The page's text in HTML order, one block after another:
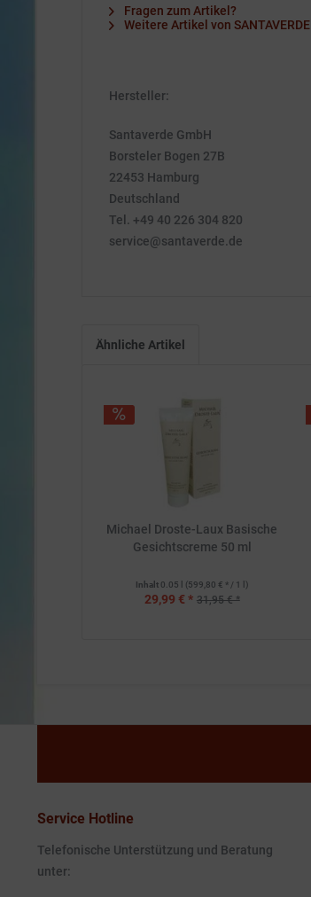
Fragen zum Artikel?
Weitere Artikel von SANTAVERDE
Hersteller:
Santaverde GmbH
Borsteler Bogen 27B
22453 Hamburg
Deutschland
Tel. +49 40 226 304 820
service@santaverde.de
Ähnliche Artikel
Michael Droste-Laux Basische
Gesichtscreme 50 ml
Inhalt 0.05 l (599,80 € * / 1 l)
29,99 € * 31,95 € *
Service Hotline
Telefonische Unterstützung und Beratung
unter: